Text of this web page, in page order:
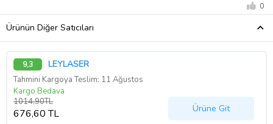
0
Ürünün Diğer Satıcıları
9,3 LEYLASER
Tahmini Kargoya Teslim: 11 Ağustos
Kargo Bedava
1014,90TL
676,60 TL Ürüne Git